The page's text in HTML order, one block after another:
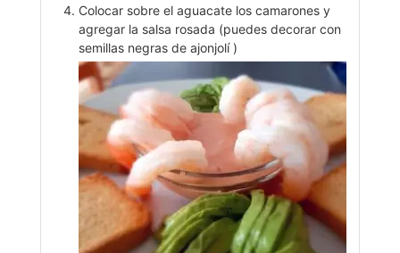
Colocar sobre el aguacate los camarones y
agregar la salsa rosada (puedes decorar con
semillas negras de ajonjolí )